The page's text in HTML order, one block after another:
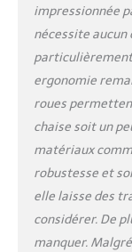
impressionnée
nécessite aucun
ergonomie
roues
chaise soit un
matériaux
robustesse et
elle laisse des
considérer. De
manquer.